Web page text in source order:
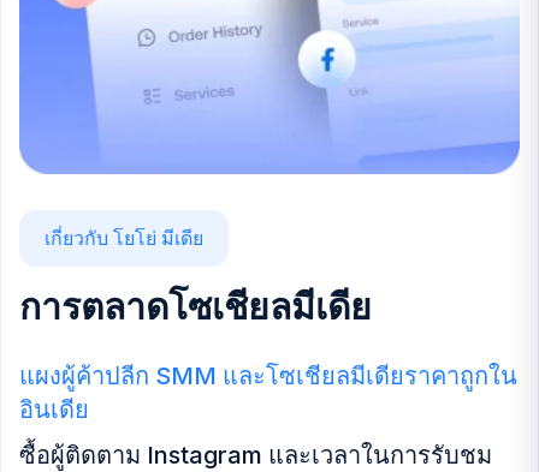
เกี่ยวกับ โยโย่ มีเดีย
การตลาดโซเชียลมีเดีย
แผงผู้ค้าปลีก SMM และโซเชียลมีเดียราคาถูกใน
อินเดีย
ซื้อผู้ติดตาม Instagram และเวลาในการรับชม